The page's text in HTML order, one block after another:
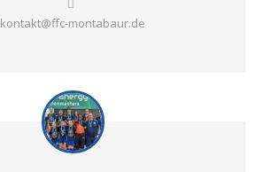
kontakt@ffc-montabaur.de